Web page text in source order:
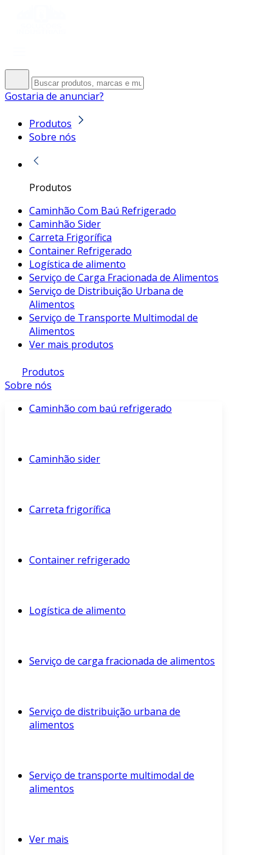
Gostaria de anunciar?
Produtos
Sobre nós
Produtos
Caminhão Com Baú Refrigerado
Caminhão Sider
Carreta Frigorífica
Container Refrigerado
Logística de alimento
Serviço de Carga Fracionada de Alimentos
Serviço de Distribuição Urbana de
Alimentos
Serviço de Transporte Multimodal de
Alimentos
Ver mais produtos
Produtos
Sobre nós
Caminhão com baú refrigerado
Caminhão sider
Carreta frigorífica
Container refrigerado
Logística de alimento
Serviço de carga fracionada de alimentos
Serviço de distribuição urbana de
alimentos
Serviço de transporte multimodal de
alimentos
Ver mais